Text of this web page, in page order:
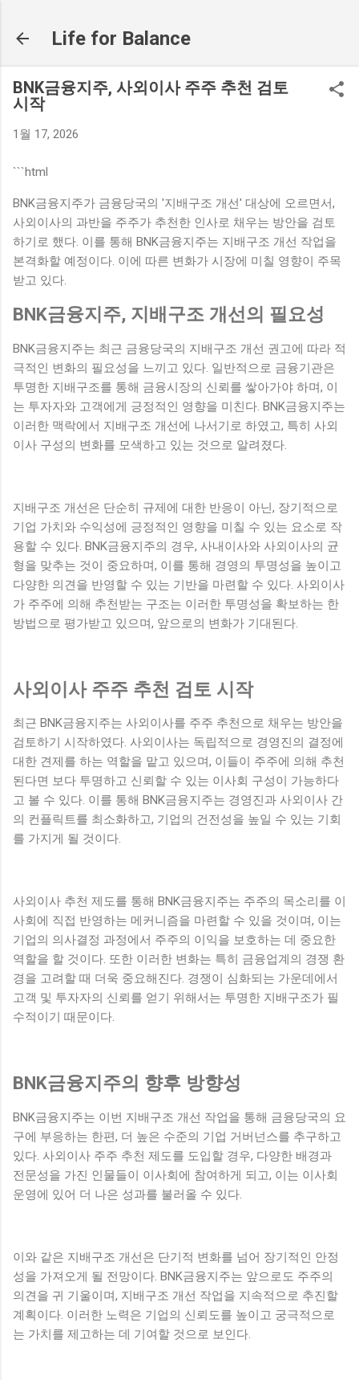
Life for Balance
BNK금융지주, 사외이사 주주 추천 검토
시작
1월 17, 2026
```html
BNK금융지주가 금융당국의 '지배구조 개선' 대상에 오르면서,
사외이사의 과반을 주주가 추천한 인사로 채우는 방안을 검토
하기로 했다. 이를 통해 BNK금융지주는 지배구조 개선 작업을
본격화할 예정이다. 이에 따른 변화가 시장에 미칠 영향이 주목
받고 있다.
BNK금융지주, 지배구조 개선의 필요성
BNK금융지주는 최근 금융당국의 지배구조 개선 권고에 따라 적
극적인 변화의 필요성을 느끼고 있다. 일반적으로 금융기관은
투명한 지배구조를 통해 금융시장의 신뢰를 쌓아가야 하며, 이
는 투자자와 고객에게 긍정적인 영향을 미친다. BNK금융지주는
이러한 맥락에서 지배구조 개선에 나서기로 하였고, 특히 사외
이사 구성의 변화를 모색하고 있는 것으로 알려졌다.
지배구조 개선은 단순히 규제에 대한 반응이 아닌, 장기적으로
기업 가치와 수익성에 긍정적인 영향을 미칠 수 있는 요소로 작
용할 수 있다. BNK금융지주의 경우, 사내이사와 사외이사의 균
형을 맞추는 것이 중요하며, 이를 통해 경영의 투명성을 높이고
다양한 의견을 반영할 수 있는 기반을 마련할 수 있다. 사외이사
가 주주에 의해 추천받는 구조는 이러한 투명성을 확보하는 한
방법으로 평가받고 있으며, 앞으로의 변화가 기대된다.
사외이사 주주 추천 검토 시작
최근 BNK금융지주는 사외이사를 주주 추천으로 채우는 방안을
검토하기 시작하였다. 사외이사는 독립적으로 경영진의 결정에
대한 견제를 하는 역할을 맡고 있으며, 이들이 주주에 의해 추천
된다면 보다 투명하고 신뢰할 수 있는 이사회 구성이 가능하다
고 볼 수 있다. 이를 통해 BNK금융지주는 경영진과 사외이사 간
의 컨플릭트를 최소화하고, 기업의 건전성을 높일 수 있는 기회
를 가지게 될 것이다.
사외이사 추천 제도를 통해 BNK금융지주는 주주의 목소리를 이
사회에 직접 반영하는 메커니즘을 마련할 수 있을 것이며, 이는
기업의 의사결정 과정에서 주주의 이익을 보호하는 데 중요한
역할을 할 것이다. 또한 이러한 변화는 특히 금융업계의 경쟁 환
경을 고려할 때 더욱 중요해진다. 경쟁이 심화되는 가운데에서
고객 및 투자자의 신뢰를 얻기 위해서는 투명한 지배구조가 필
수적이기 때문이다.
BNK금융지주의 향후 방향성
BNK금융지주는 이번 지배구조 개선 작업을 통해 금융당국의 요
구에 부응하는 한편, 더 높은 수준의 기업 거버넌스를 추구하고
있다. 사외이사 주주 추천 제도를 도입할 경우, 다양한 배경과
전문성을 가진 인물들이 이사회에 참여하게 되고, 이는 이사회
운영에 있어 더 나은 성과를 불러올 수 있다.
이와 같은 지배구조 개선은 단기적 변화를 넘어 장기적인 안정
성을 가져오게 될 전망이다. BNK금융지주는 앞으로도 주주의
의견을 귀 기울이며, 지배구조 개선 작업을 지속적으로 추진할
계획이다. 이러한 노력은 기업의 신뢰도를 높이고 궁극적으로
는 가치를 제고하는 데 기여할 것으로 보인다.